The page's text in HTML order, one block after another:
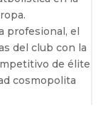
profesional, el
del club con la
de élite
cosmopolita